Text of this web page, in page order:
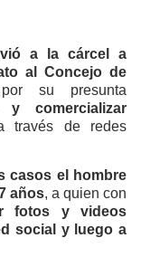
a la cárcel a
al Concejo de
su presunta
comercializar
través de redes
casos el hombre
años, a quien con
fotos y videos
social y luego a